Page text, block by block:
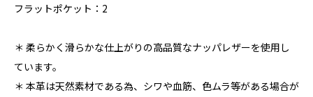
フラットポケット：2
＊ 柔らかく滑らかな仕上がりの高品質なナッパレザーを使用し
ています。
＊ 本革は天然素材である為、シワや血筋、色ムラ等がある場合が